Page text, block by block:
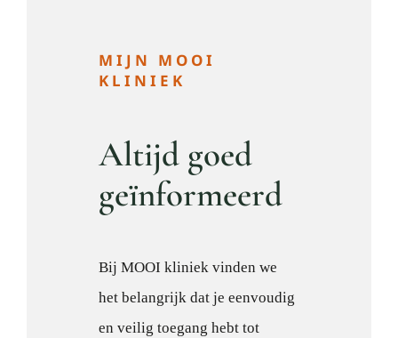
MIJN MOOI
KLINIEK
Altijd goed
geïnformeerd
Bij MOOI kliniek vinden we
het belangrijk dat je eenvoudig
en veilig toegang hebt tot